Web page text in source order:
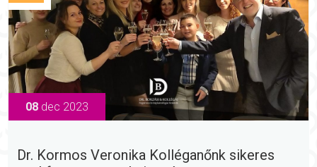
08 dec 2023
Dr. Kormos Veronika Kolléganőnk sikeres